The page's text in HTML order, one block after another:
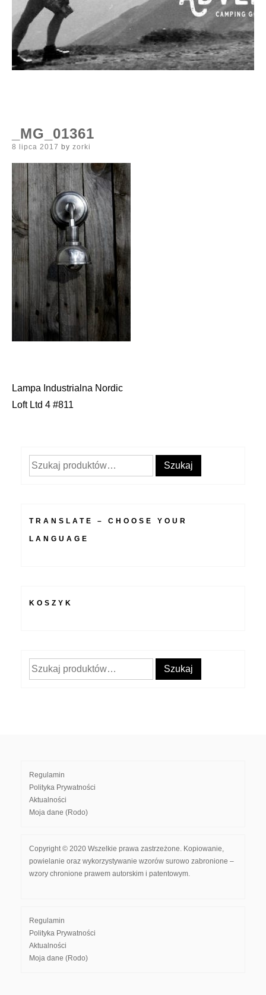
_MG_01361
Posted
8 lipca 2017 by zorki
Nawigacja
Lampa Industrialna Nordic
Loft Ltd 4 #811
Szukaj: Szukaj
TRANSLATE – CHOOSE YOUR
LANGUAGE
KOSZYK
Szukaj: Szukaj
Regulamin
Polityka Prywatności
Aktualności
Moja dane (Rodo)
Copyright © 2020 Wszelkie prawa zastrzeżone. Kopiowanie,
powielanie oraz wykorzystywanie wzorów surowo zabronione –
wzory chronione prawem autorskim i patentowym.
Regulamin
Polityka Prywatności
Aktualności
Moja dane (Rodo)